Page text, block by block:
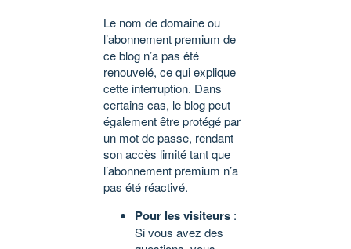
Le nom de domaine ou
l’abonnement premium de
ce blog n’a pas été
renouvelé, ce qui explique
cette interruption. Dans
certains cas, le blog peut
également être protégé par
un mot de passe, rendant
son accès limité tant que
l’abonnement premium n’a
pas été réactivé.
Pour les visiteurs :
Si vous avez des